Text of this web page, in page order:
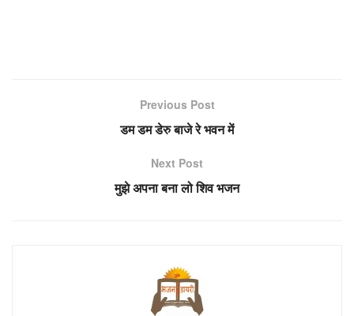
Previous Post
डम डम डेरु बाजे रे भवन में
Next Post
मुझे अपना बना लो शिव भजन